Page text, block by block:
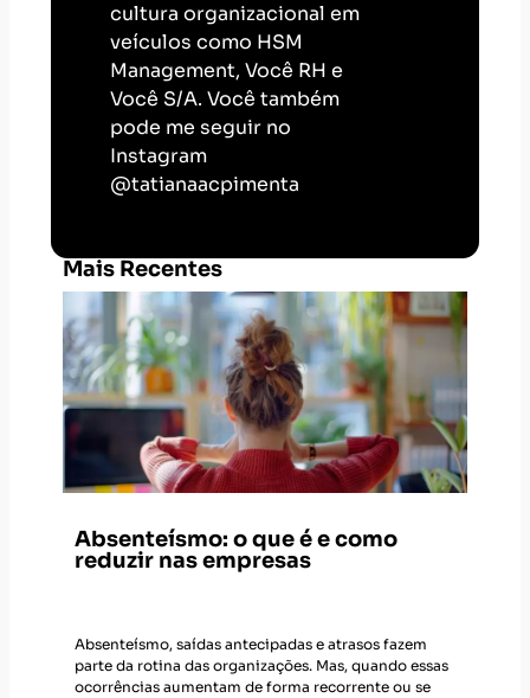
cultura organizacional em
veículos como HSM
Management, Você RH e
Você S/A. Você também
pode me seguir no
Instagram
@tatianaacpimenta
Mais Recentes
Absenteísmo: o que é e como
reduzir nas empresas
Absenteísmo, saídas antecipadas e atrasos fazem
parte da rotina das organizações. Mas, quando essas
ocorrências aumentam de forma recorrente ou se